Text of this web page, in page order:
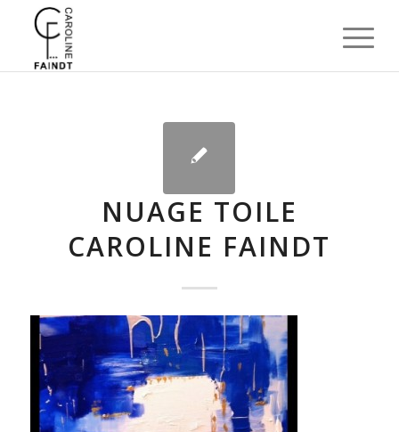
NUAGE TOILE
CAROLINE FAINDT